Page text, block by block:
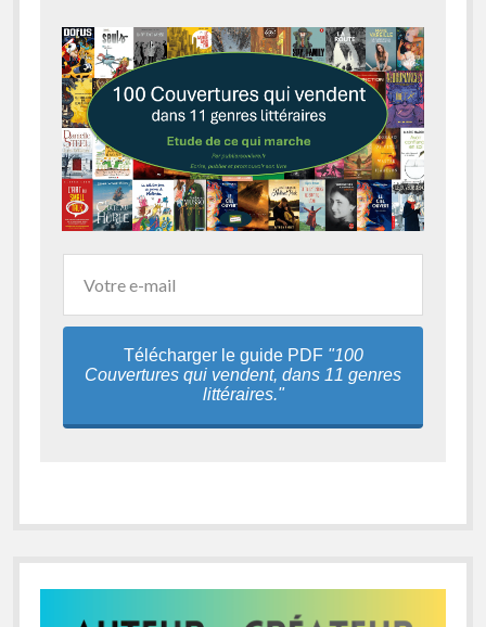
Télécharger le guide PDF "100
Couvertures qui vendent, dans 11 genres
littéraires."